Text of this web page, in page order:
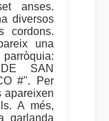
anses.
diversos
cordons.
una
SAN
#". Per
apareixen
A més,
garlanda